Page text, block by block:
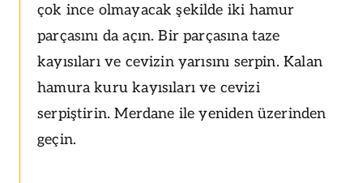
çok ince olmayacak şekilde iki hamur
parçasını da açın. Bir parçasına taze
kayısıları ve cevizin yarısını serpin. Kalan
hamura kuru kayısıları ve cevizi
serpiştirin. Merdane ile yeniden üzerinden
geçin.